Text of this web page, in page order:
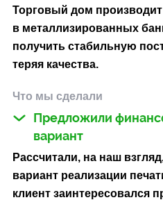
Торговый дом
в металлизированных
получить стабильную
теряя качества.
Что мы сделали
Предложили
вариант
Рассчитали, на наш
вариант реализации
клиент заинтересовался